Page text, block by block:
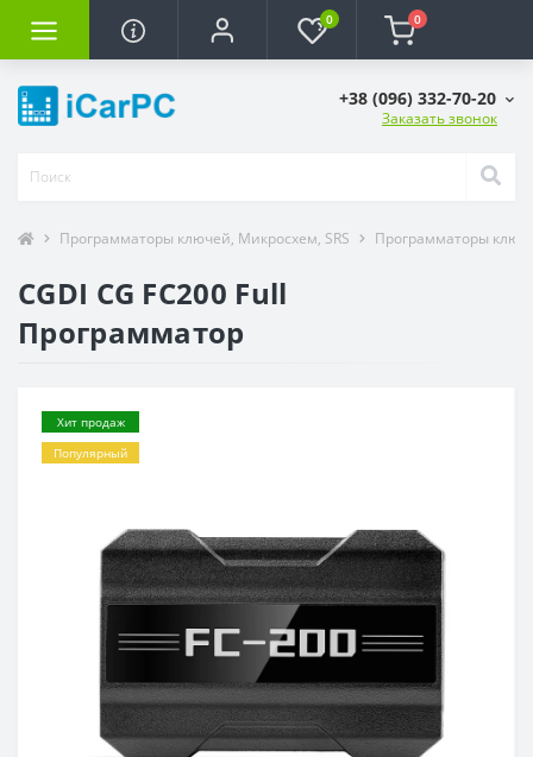
0 0
+38 (096) 332-70-20
Заказать звонок
Программаторы ключей, Микросхем, SRS Программаторы
CGDI CG FC200 Full
Программатор
Хит продаж
Популярный